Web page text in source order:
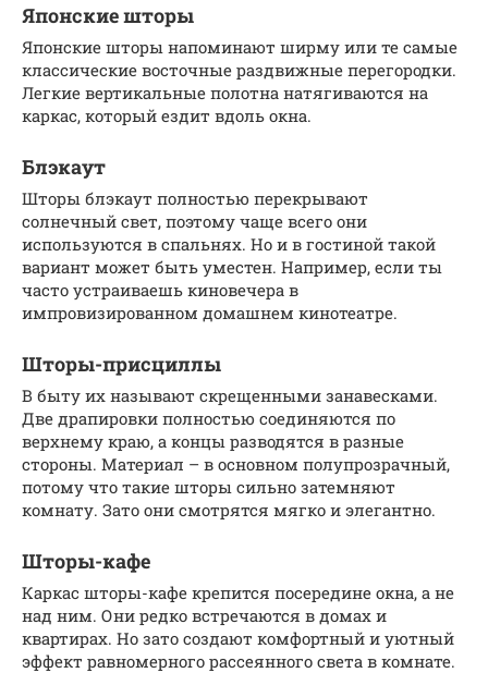
Японские шторы
Японские шторы напоминают ширму или те самые
классические восточные раздвижные перегородки.
Легкие вертикальные полотна натягиваются на
каркас, который ездит вдоль окна.
Блэкаут
Шторы блэкаут полностью перекрывают
солнечный свет, поэтому чаще всего они
используются в спальнях. Но и в гостиной такой
вариант может быть уместен. Например, если ты
часто устраиваешь киновечера в
импровизированном домашнем кинотеатре.
Шторы-присциллы
В быту их называют скрещенными занавесками.
Две драпировки полностью соединяются по
верхнему краю, а концы разводятся в разные
стороны. Материал – в основном полупрозрачный,
потому что такие шторы сильно затемняют
комнату. Зато они смотрятся мягко и элегантно.
Шторы-кафе
Каркас шторы-кафе крепится посередине окна, а не
над ним. Они редко встречаются в домах и
квартирах. Но зато создают комфортный и уютный
эффект равномерного рассеянного света в комнате.